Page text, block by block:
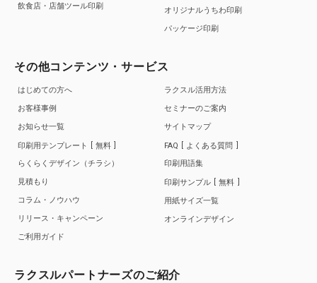
飲食店・店舗ツール印刷
オリジナルうちわ印刷
パッケージ印刷
その他コンテンツ・サービス
はじめての方へ
お客様事例
お知らせ一覧
印刷用テンプレート
無料
らくらくデザイン（チラシ）
見積もり
コラム・ノウハウ
リリース・キャンペーン
ご利用ガイド
ラクスル活用方法
セミナーのご案内
サイトマップ
FAQ
よくある質問
印刷用語集
印刷サンプル
無料
用紙サイズ一覧
オンラインデザイン
ラクスルパートナーズのご紹介